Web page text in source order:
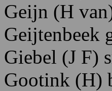
Geijn (H
Geijtenbeek
Giebel (J F)
Gootink (H)